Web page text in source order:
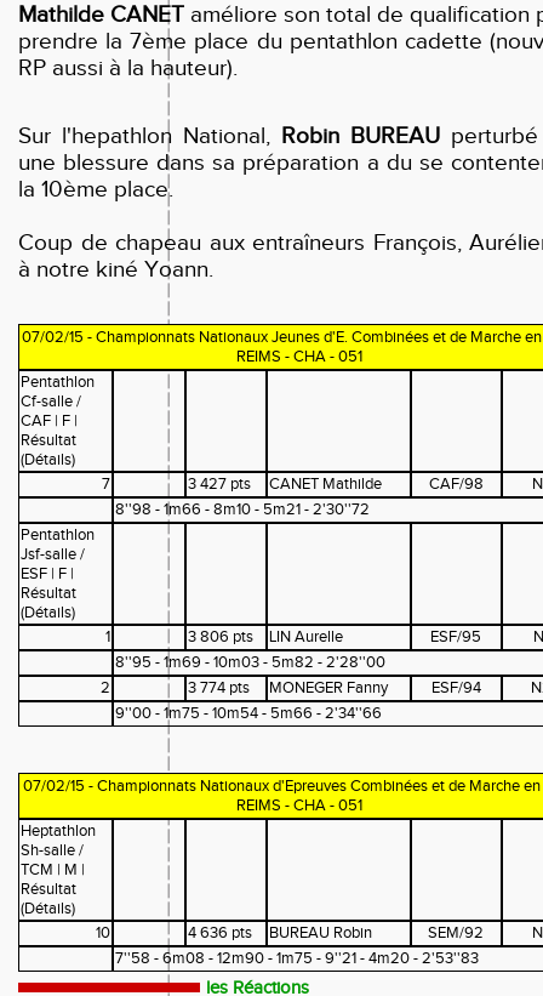
Mathilde CANET améliore son total de qualification
prendre la 7ème place du pentathlon cadette
RP aussi à la hauteur).
Sur l'hepathlon National, Robin BUREAU
une blessure dans sa préparation a du se
la 10ème place.
Coup de chapeau aux entraîneurs François,
à notre kiné Yoann.
07/02/15 - Championnats Nationaux Jeunes d'E. Combinées et de Marche
REIMS - CHA - 051
Pentathlon
Cf-salle /
CAF | F |
Résultat
(Détails)
7
3 427 pts CANET Mathilde CAF/98
8''98 - 1m66 - 8m10 - 5m21 - 2'30''72
Pentathlon
Jsf-salle /
ESF | F |
Résultat
(Détails)
1
3 806 pts LIN Aurelle ESF/95
8''95 - 1m69 - 10m03 - 5m82 - 2'28''00
2
3 774 pts MONEGER Fanny ESF/94
9''00 - 1m75 - 10m54 - 5m66 - 2'34''66
07/02/15 - Championnats Nationaux d'Epreuves Combinées et de Marche
REIMS - CHA - 051
Heptathlon
Sh-salle /
TCM | M |
Résultat
(Détails)
10
4 636 pts BUREAU Robin SEM/92
7''58 - 6m08 - 12m90 - 1m75 - 9''21 - 4m20 - 2'53''83
les Réactions